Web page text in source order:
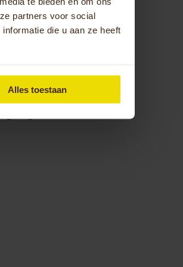
partners voor social
die u aan ze heeft
Alles toestaan
voet kleinere of
eenvoudiger te
we